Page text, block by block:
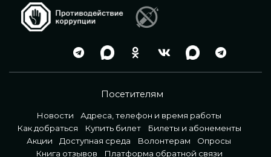
Посетителям
Новости
Адреса, телефон и время работы
Как добраться
Купить билет
Билеты и абонементы
Акции
Доступная среда Волонтерам
Опросы
Книга отзывов
Платформа обратной связи